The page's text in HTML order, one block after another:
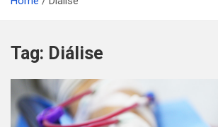
Tag: Diálise